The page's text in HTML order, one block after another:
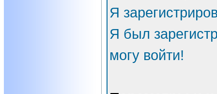
Я
Я был
могу войти!